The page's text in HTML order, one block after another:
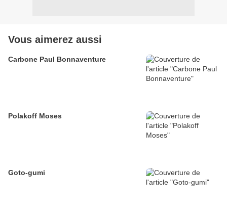
Vous aimerez aussi
Carbone Paul Bonnaventure
Polakoff Moses
Goto-gumi